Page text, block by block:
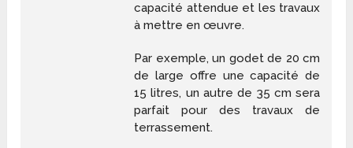
capacité attendue et les travaux
à mettre en œuvre.
Par exemple, un godet de 20 cm
de large offre une capacité de
15 litres, un autre de 35 cm sera
parfait pour des travaux de
terrassement.